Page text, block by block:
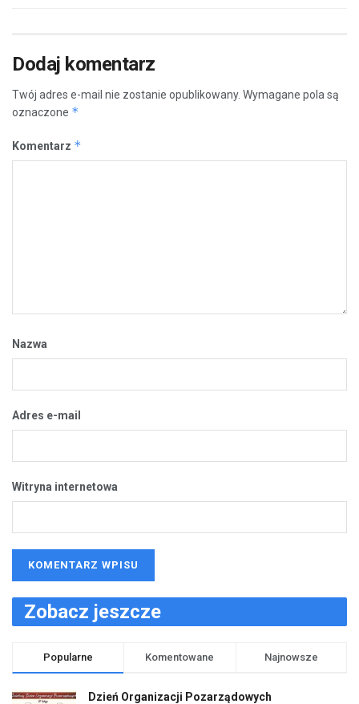
Dodaj komentarz
Twój adres e-mail nie zostanie opublikowany. Wymagane pola są
oznaczone *
Komentarz *
Nazwa
Adres e-mail
Witryna internetowa
Zobacz jeszcze
Popularne Komentowane Najnowsze
Dzień Organizacji Pozarządowych